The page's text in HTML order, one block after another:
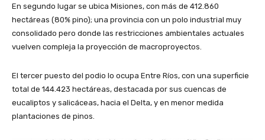
En segundo lugar se ubica Misiones, con más de 412.860
hectáreas (80% pino); una provincia con un polo industrial muy
consolidado pero donde las restricciones ambientales actuales
vuelven compleja la proyección de macroproyectos.
El tercer puesto del podio lo ocupa Entre Ríos, con una superficie
total de 144.423 hectáreas, destacada por sus cuencas de
eucaliptos y salicáceas, hacia el Delta, y en menor medida
plantaciones de pinos.